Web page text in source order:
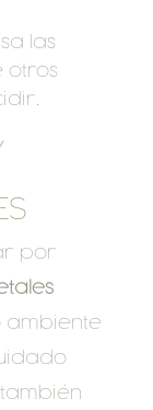
las
otros
por
ambiente